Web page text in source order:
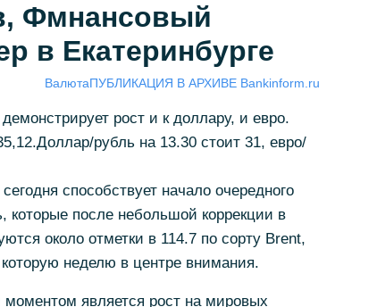
Фмнансовый
в Екатеринбурге
ВалютаПУБЛИКАЦИЯ В АРХИВЕ Bankinform.ru
рост и к доллару, и евро.
рубль на 13.30 стоит 31, евро/
способствует начало очередного
которые после небольшой коррекции в
около отметки в 114.7 по сорту Brent,
неделю в центре внимания.
является рост на мировых